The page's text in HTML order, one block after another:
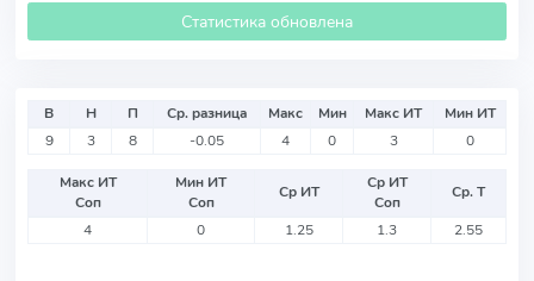
Статистика обновлена
В Н П Ср. разница Макс Мин Макс ИТ
Мин ИТ
9
3 8 -0.05 4 0 3 0
Макс ИТ
Соп
Мин ИТ
Соп
Ср ИТ
Ср ИТ
Соп
Ср. Т
4
0 1.25 1.3 2.55